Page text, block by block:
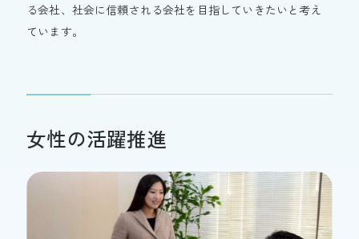
る会社、社会に信頼される会社を目指していきたいと考え
ています。
女性の活躍推進